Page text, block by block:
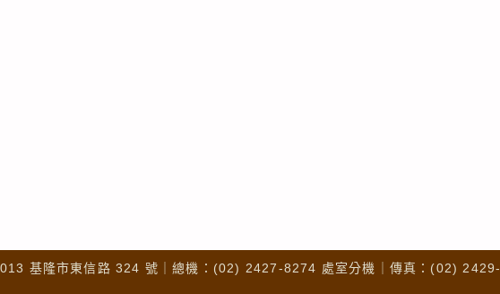
基隆市東信路 324 號｜總機：(02) 2427-8274 處室分機｜傳真：(02) 2429-